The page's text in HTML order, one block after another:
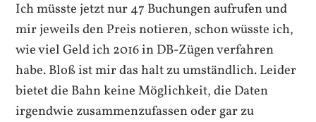
Ich müsste jetzt nur 47 Buchungen aufrufen und
mir jeweils den Preis notieren, schon wüsste ich,
wie viel Geld ich 2016 in DB-Zügen verfahren
habe. Bloß ist mir das halt zu umständlich. Leider
bietet die Bahn keine Möglichkeit, die Daten
irgendwie zusammenzufassen oder gar zu